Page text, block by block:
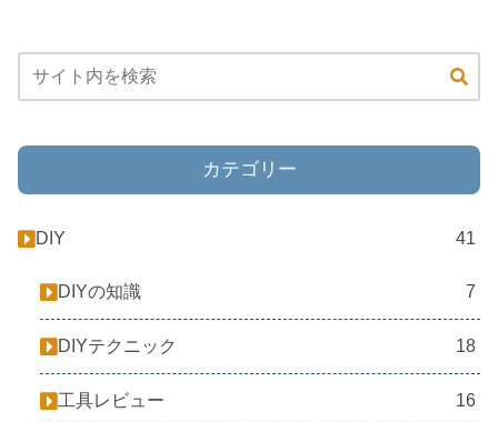
カテゴリー
DIY 41
DIYの知識 7
DIYテクニック 18
工具レビュー 16